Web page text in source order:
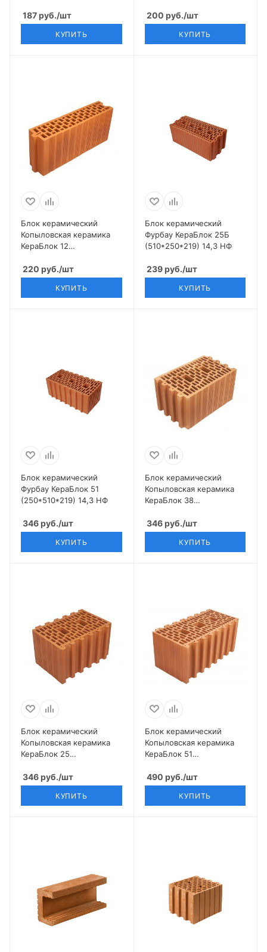
187руб./шт
КУПИТЬ
200 руб./шт
КУПИТЬ
Блок керамический
Копыловская керамика
КераБлок 12
220 руб./шт
КУПИТЬ
Блок керамический
Фурбау КераБлок 25Б
(510*250*219) 14,3 НФ
239руб./шт
КУПИТЬ
Блок керамический
Фурбау КераБлок 51
(250*510*219) 14,3 НФ
346руб./шт
КУПИТЬ
Блок керамический
Копыловская керамика
КераБлок 38
346руб./шт
КУПИТЬ
Блок керамический
Копыловская керамика
КераБлок 25
346руб./шт
КУПИТЬ
Блок керамический
Копыловская керамика
КераБлок 51
490 руб./шт
КУПИТЬ